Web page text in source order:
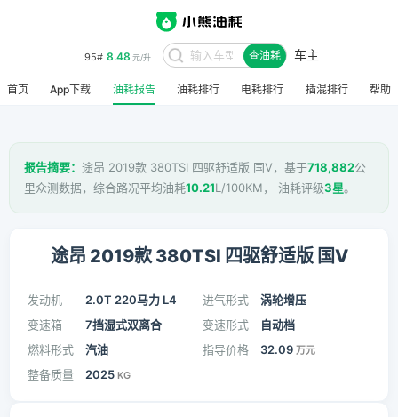
95# 8.48 元/升 查油耗 车主
首页 App下载 油耗报告 油耗排行 电耗排行 插混排行 帮助
报告摘要： 途昂 2019款 380TSI 四驱舒适版 国V，基于718,882公
里众测数据，综合路况平均油耗10.21L/100KM， 油耗评级3星。
途昂 2019款 380TSI 四驱舒适版 国V
发动机 2.0T 220马力 L4 进气形式
涡轮增压
变速箱
7挡湿式双离合 变速形式
自动档
燃料形式
汽油 指导价格 32.09 万元
整备质量 2025 KG